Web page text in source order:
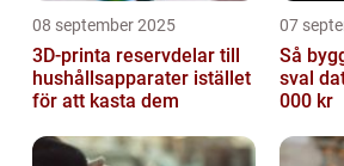
08 september 2025
3D-printa reservdelar till
hushållsapparater istället
för att kasta dem
07
Så
sval
000 kr